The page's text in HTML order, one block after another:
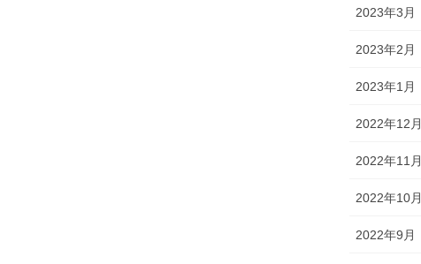
2023年3月
2023年2月
2023年1月
2022年12月
2022年11月
2022年10月
2022年9月